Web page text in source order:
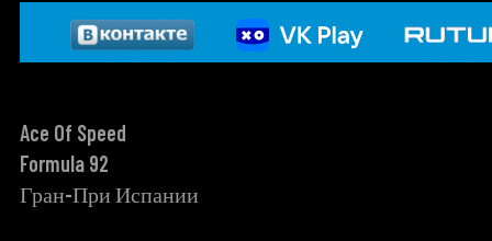
Ace Of Speed
Formula 92
Гран-При Испании